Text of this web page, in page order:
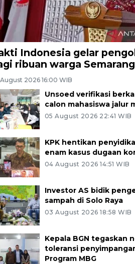
Indonesia gelar
ribuan warga Semarang
2026 16:00 WIB
Unsoed verifikasi
calon mahasiswa jalur
05 August 2026 22:41 WIB
KPK hentikan
enam kasus dugaan
04 August 2026 14:51 WIB
Investor AS bidik
sampah di Solo Raya
03 August 2026 18:58 WIB
Kepala BGN tegaskan
toleransi
Program MBG